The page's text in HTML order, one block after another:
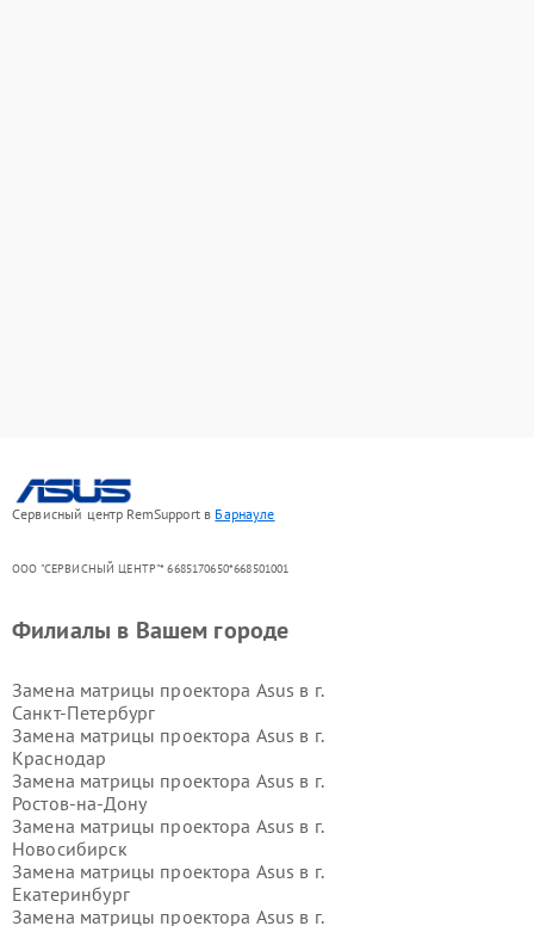
Сервисный центр RemSupport в Барнауле
ООО "СЕРВИСНЫЙ ЦЕНТР"* 6685170650*668501001
Филиалы в Вашем городе
Замена матрицы проектора Asus в г.
Санкт-Петербург
Замена матрицы проектора Asus в г.
Краснодар
Замена матрицы проектора Asus в г.
Ростов-на-Дону
Замена матрицы проектора Asus в г.
Новосибирск
Замена матрицы проектора Asus в г.
Екатеринбург
Замена матрицы проектора Asus в г.